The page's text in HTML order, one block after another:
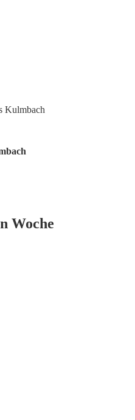
Kulmbach
Woche